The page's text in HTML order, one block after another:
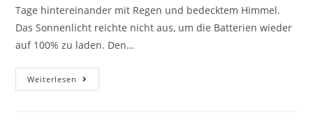
Tage hintereinander mit Regen und bedecktem Himmel.
Das Sonnenlicht reichte nicht aus, um die Batterien wieder
auf 100% zu laden. Den…
Weiterlesen